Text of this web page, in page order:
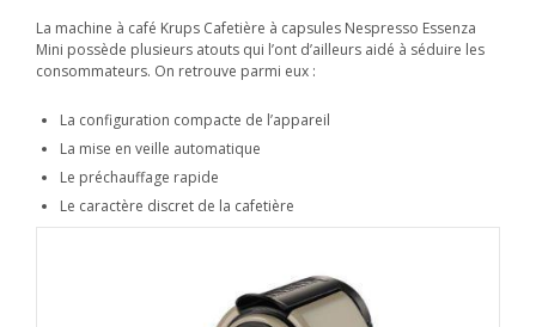
La machine à café Krups Cafetière à capsules Nespresso Essenza
Mini possède plusieurs atouts qui l’ont d’ailleurs aidé à séduire les
consommateurs. On retrouve parmi eux :
La configuration compacte de l’appareil
La mise en veille automatique
Le préchauffage rapide
Le caractère discret de la cafetière